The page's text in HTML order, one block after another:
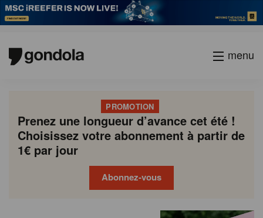
menu
PROMOTION
Prenez une longueur d’avance cet été !
Choisissez votre abonnement à partir de
1€ par jour
Abonnez-vous